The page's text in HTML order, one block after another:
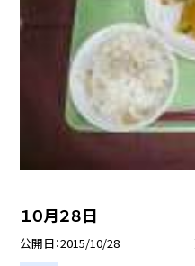
１０月２８日
公開日 2015/10/28